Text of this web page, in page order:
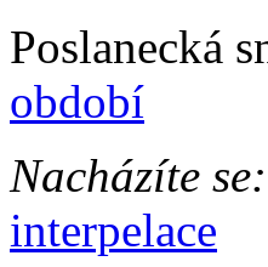
Poslanecká
období
Nacházíte se:
interpelace